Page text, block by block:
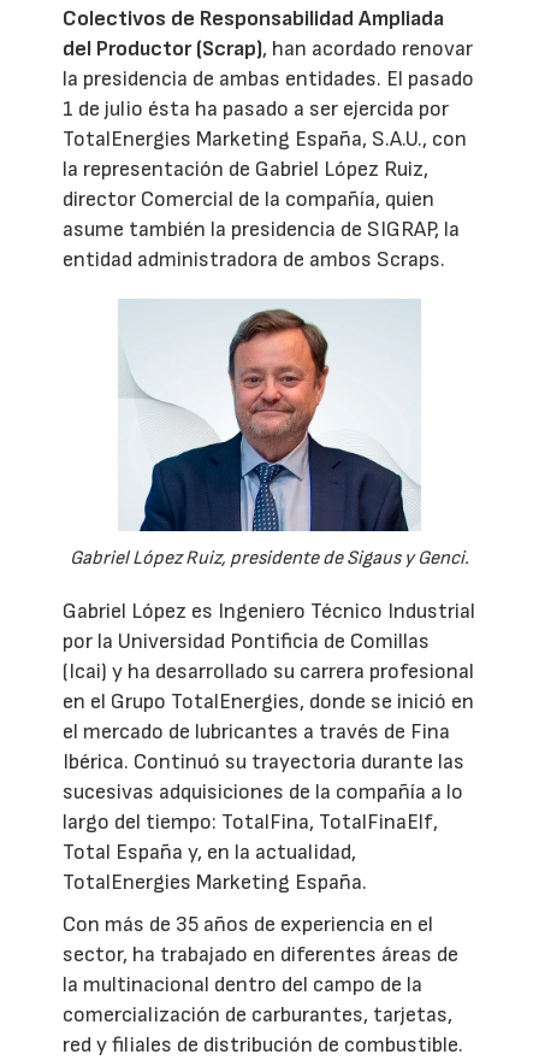
Colectivos de Responsabilidad Ampliada
del Productor (Scrap), han acordado renovar
la presidencia de ambas entidades. El pasado
1 de julio ésta ha pasado a ser ejercida por
TotalEnergies Marketing España, S.A.U., con
la representación de Gabriel López Ruiz,
director Comercial de la compañía, quien
asume también la presidencia de SIGRAP, la
entidad administradora de ambos Scraps.
Gabriel López Ruiz, presidente de Sigaus y Genci.
Gabriel López es Ingeniero Técnico Industrial
por la Universidad Pontificia de Comillas
(Icai) y ha desarrollado su carrera profesional
en el Grupo TotalEnergies, donde se inició en
el mercado de lubricantes a través de Fina
Ibérica. Continuó su trayectoria durante las
sucesivas adquisiciones de la compañía a lo
largo del tiempo: TotalFina, TotalFinaElf,
Total España y, en la actualidad,
TotalEnergies Marketing España.
Con más de 35 años de experiencia en el
sector, ha trabajado en diferentes áreas de
la multinacional dentro del campo de la
comercialización de carburantes, tarjetas,
red y filiales de distribución de combustible.